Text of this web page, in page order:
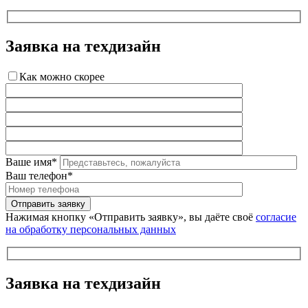
Заявка на техдизайн
Как можно скорее
Ваше имя*
Ваш телефон*
Нажимая кнопку «Отправить заявку», вы даёте своё согласие
на обработку персональных данных
Заявка на техдизайн